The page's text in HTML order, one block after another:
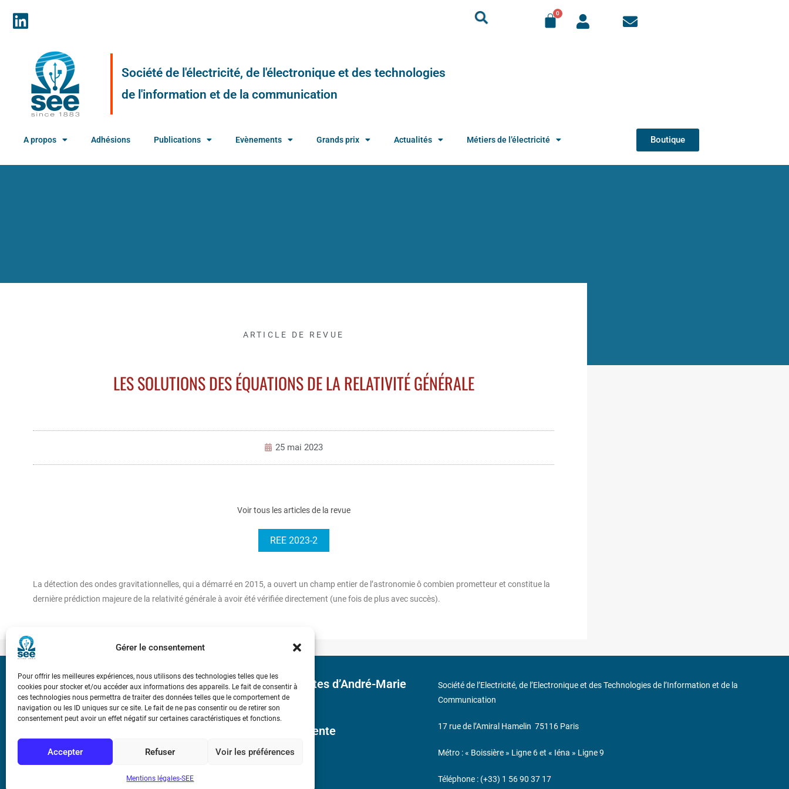
Gérer le consentement
Pour offrir les meilleures expériences, nous utilisons des technologies telles que les
cookies pour stocker et/ou accéder aux informations des appareils. Le fait de consentir à
ces technologies nous permettra de traiter des données telles que le comportement de
navigation ou les ID uniques sur ce site. Le fait de ne pas consentir ou de retirer son
consentement peut avoir un effet négatif sur certaines caractéristiques et fonctions.
Accepter Refuser Voir les préférences
Mentions légales-SEE
Société de l'électricité, de l'électronique et des technologies
de l'information et de la communication
A propos Adhésions Publications Evènements Grands prix Actualités Métiers de l’électricité Boutique
ARTICLE DE REVUE
LES SOLUTIONS DES ÉQUATIONS DE LA RELATIVITÉ GÉNÉRALE
25 mai 2023
Voir tous les articles de la revue
REE 2023-2
La détection des ondes gravitationnelles, qui a démarré en 2015, a ouvert un champ entier de l’astronomie ô combien prometteur et constitue la
dernière prédiction majeure de la relativité générale à avoir été vérifiée directement (une fois de plus avec succès).
Bicentenaire des découvertes d’André-Marie
Ampère
Conditions Générales de Vente
Société de l’Electricité, de l’Electronique et des Technologies de l’Information et de la
Communication
17 rue de l’Amiral Hamelin 75116 Paris
Métro : « Boissière » Ligne 6 et « Iéna » Ligne 9
Téléphone : (+33) 1 56 90 37 17